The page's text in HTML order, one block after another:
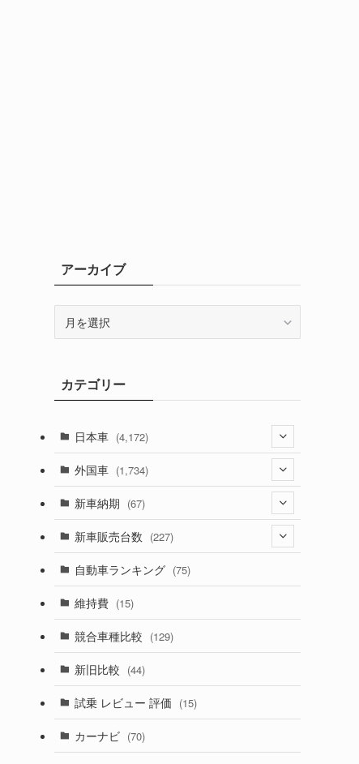
アーカイブ
ブカテゴリー
日本車 (4,172)
(1,321)
(329)
(525)
(357)
(328)
(194)
(230)
(253)
外国車 (1,734)
(188)
(242)
(85)
(84)
(14)
(222)
(50)
(58)
新車納期 (67)
(28)
(8)
(3)
(3)
(5)
(1)
新車販売台数 (227)
(21)
(5)
(7)
(5)
自動車ランキング (75)
維持費 (15)
競合車種比較 (129)
新旧比較 (44)
試乗 レビュー 評価 (15)
カーナビ (70)